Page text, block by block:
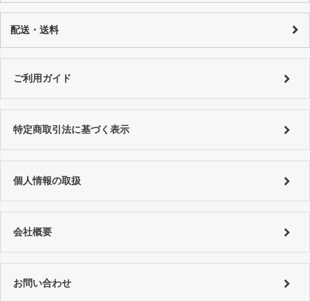
ございませんが、何卒ご了承下さいます様お願い申し上げます。 商品の
っております。
カード決済：一括払い・分割払い・リボ払い
代金引換：代引手数料はご購入金額によってことなります。
します。
詳しくはご利用ガイド
配送・送料
特にご指定がない場合は以下の対応となります。
■代金引換、クレジットカード ⇒ ご注文確認後、翌営業日以内に発送
ご利用ガイド
特定商取引法に基づく表示
個人情報の取扱
会社概要
お問い合わせ